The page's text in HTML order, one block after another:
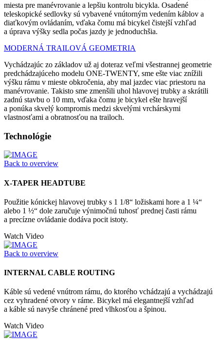
miesta pre manévrovanie a lepšiu kontrolu bicykla. Osadené
teleskopické sedlovky sú vybavené vnútorným vedením káblov a
diaťkovým ovládaním, vďaka čomu má bicykel čistejší vzhľad
a úprava výšky sedla počas jazdy je jednoduchšia.
MODERNÁ TRAILOVÁ GEOMETRIA
Vychádzajúc zo základov už aj doteraz veľmi všestrannej geometrie
predchádzajúceho modelu ONE-TWENTY, sme ešte viac znížili
výšku rámu v mieste obkročenia, aby mal jazdec viac priestoru na
manévrovanie. Takisto sme zmenšili uhol hlavovej trubky a skrátili
zadnú stavbu o 10 mm, vďaka čomu je bicykel ešte hravejší
a ponúka skvelý kompromis medzi skvelými vrchárskymi
vlastnosťami a obratnosťou na trailoch.
Technológie
Back to overview
X-TAPER HEADTUBE
Použitie kónickej hlavovej trubky s 1 1/8“ ložiskami hore a 1 ¼“
alebo 1 ½“ dole zaručuje výnimočnú tuhosť prednej časti rámu
a precízne ovládanie dodáva pocit istoty.
Watch Video
Back to overview
INTERNAL CABLE ROUTING
Káble sú vedené vnútrom rámu, do ktorého vchádzajú a vychádzajú
cez vyhradené otvory v ráme. Bicykel má elegantnejší vzhľad
a káble sú navyše chránené pred vlhkosťou a špinou.
Watch Video